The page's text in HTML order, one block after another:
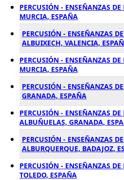
PERCUSIÓN - ENSEÑANZAS
MURCIA, ESPAÑA
PERCUSIÓN - ENSEÑANZAS
ALBUIXECH, VALENCIA,
PERCUSIÓN - ENSEÑANZAS
MURCIA, ESPAÑA
PERCUSIÓN - ENSEÑANZAS
GRANADA, ESPAÑA
PERCUSIÓN - ENSEÑANZAS
ALBUÑUELAS, GRANADA,
PERCUSIÓN - ENSEÑANZAS
ALBURQUERQUE, BADAJOZ,
PERCUSIÓN - ENSEÑANZAS
TOLEDO, ESPAÑA